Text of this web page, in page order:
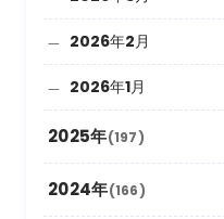
2026年2月
2026年1月
2025年(197)
2025年12月
2024年(166)